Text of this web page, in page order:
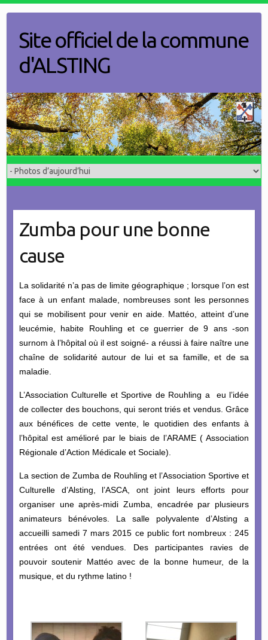
contentSite officiel de la commune
d'ALSTING
Zumba pour une bonne
cause
La solidarité n’a pas de limite géographique ; lorsque l’on est
face à un enfant malade, nombreuses sont les personnes
qui se mobilisent pour venir en aide. Mattéo, atteint d’une
leucémie, habite Rouhling et ce guerrier de 9 ans -son
surnom à l’hôpital où il est soigné- a réussi à faire naître une
chaîne de solidarité autour de lui et sa famille, et de sa
maladie.
L’Association Culturelle et Sportive de Rouhling a eu l’idée
de collecter des bouchons, qui seront triés et vendus. Grâce
aux bénéfices de cette vente, le quotidien des enfants à
l’hôpital est amélioré par le biais de l’ARAME ( Association
Régionale d’Action Médicale et Sociale).
La section de Zumba de Rouhling et l’Association Sportive et
Culturelle d’Alsting, l’ASCA, ont joint leurs efforts pour
organiser une après-midi Zumba, encadrée par plusieurs
animateurs bénévoles. La salle polyvalente d’Alsting a
accueilli samedi 7 mars 2015 ce public fort nombreux : 245
entrées ont été vendues. Des participantes ravies de
pouvoir soutenir Mattéo avec de la bonne humeur, de la
musique, et du rythme latino !